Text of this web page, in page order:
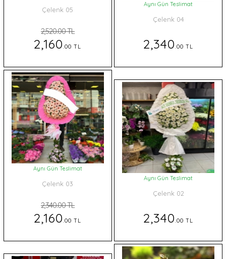
Çelenk 05
2,520.00 TL
2,160.00 TL
Aynı Gün Teslimat
Çelenk 04
2,340.00 TL
Aynı Gün Teslimat
Çelenk 03
2,340.00 TL
2,160.00 TL
Aynı Gün Teslimat
Çelenk 02
2,340.00 TL